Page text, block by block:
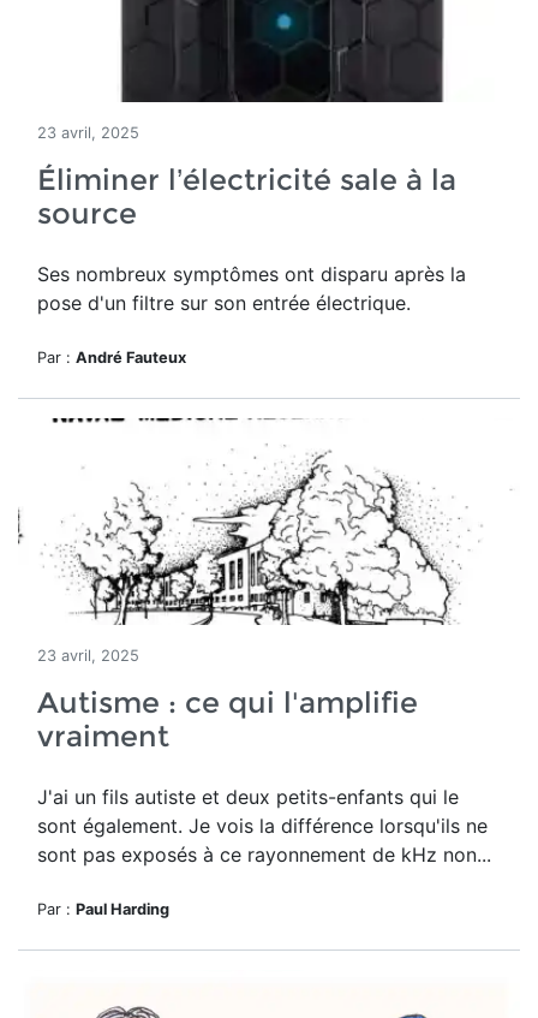
23 avril, 2025
Éliminer l’électricité sale à la
source
Ses nombreux symptômes ont disparu après la
pose d'un filtre sur son entrée électrique.
Par : André Fauteux
23 avril, 2025
Autisme : ce qui l'amplifie
vraiment
J'ai un fils autiste et deux petits-enfants qui le
sont également. Je vois la différence lorsqu'ils ne
sont pas exposés à ce rayonnement de kHz non...
Par : Paul Harding